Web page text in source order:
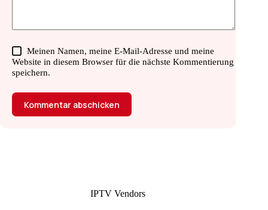
Meinen Namen, meine E-Mail-Adresse und meine
Website in diesem Browser für die nächste Kommentierung
speichern.
Kommentar abschicken
IPTV Vendors